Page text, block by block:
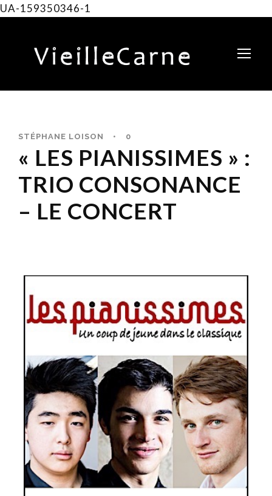
UA-159350346-1
STÉPHANE LOISON • 0
« LES PIANISSIMES » :
TRIO CONSONANCE
– LE CONCERT